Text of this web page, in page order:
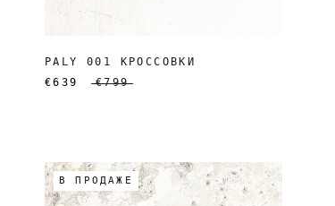
PALY 001 КРОССОВКИ
€639
€799
В ПРОДАЖЕ